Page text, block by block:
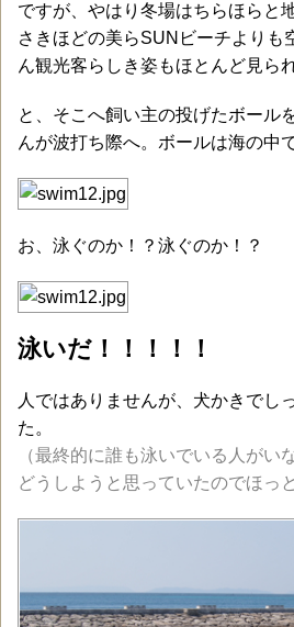
ですが、やはり冬場はちらほらと
さきほどの美らSUNビーチよりも
ん観光客らしき姿もほとんど見ら
と、そこへ飼い主の投げたボール
んが波打ち際へ。ボールは海の中で
お、泳ぐのか！？泳ぐのか！？
泳いだ！！！！！
人ではありませんが、犬かきでし
た。
（最終的に誰も泳いでいる人がい
どうしようと思っていたのでほっ